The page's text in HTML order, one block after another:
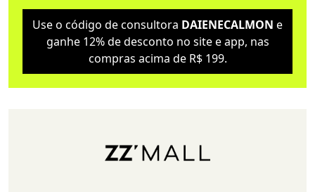
Use o código de consultora DAIENECALMON e
ganhe 12% de desconto no site e app, nas
compras acima de R$ 199.